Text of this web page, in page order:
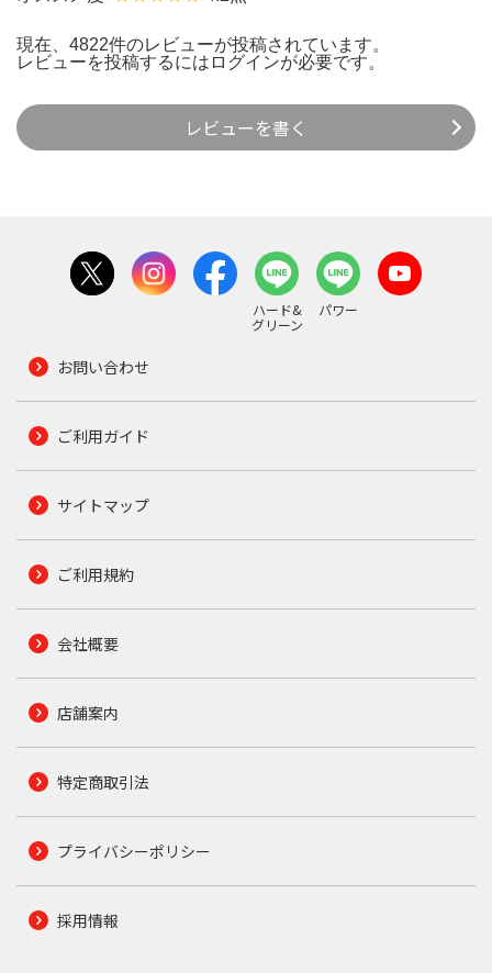
現在、4822件のレビューが投稿されています。
レビューを投稿するには ログインが必要です。
レビューを書く
ハード&
グリーン
パワー
お問い合わせ
ご利用ガイド
サイトマップ
ご利用規約
会社概要
店舗案内
特定商取引法
プライバシーポリシー
採用情報